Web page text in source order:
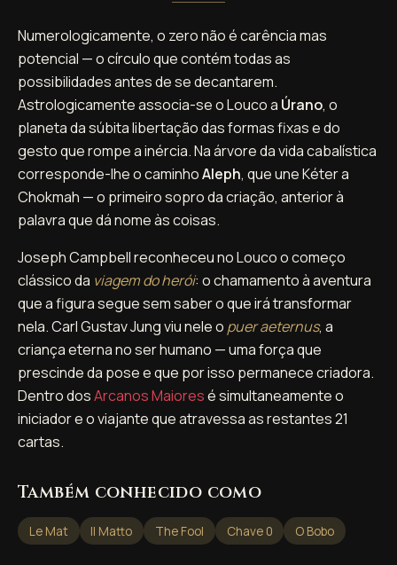
Numerologicamente, o zero não é carência mas
potencial — o círculo que contém todas as
possibilidades antes de se decantarem.
Astrologicamente associa-se o Louco a Úrano, o
planeta da súbita libertação das formas fixas e do
gesto que rompe a inércia. Na árvore da vida cabalística
corresponde-lhe o caminhoAleph, que une Kéter a
Chokmah — o primeiro sopro da criação, anterior à
palavra que dá nome às coisas.
Joseph Campbell reconheceu no Louco o começo
clássico da viagem do herói: o chamamento à aventura
que a figura segue sem saber o que irá transformar
nela. Carl Gustav Jung viu nele o puer aeternus, a
criança eterna no ser humano — uma força que
prescinde da pose e que por isso permanece criadora.
Dentro dosArcanos Maioresé simultaneamente o
iniciador e o viajante que atravessa as restantes 21
cartas.
Também conhecido como
Le Mat Il Matto The Fool Chave 0 O Bobo